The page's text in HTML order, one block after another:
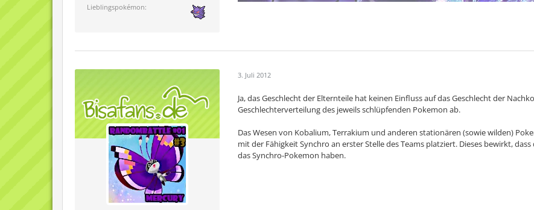
Lieblingspokémon
3. Juli 2012
Ja, das Geschlecht der Elternteile hat keinen Einfluss auf das Geschlecht der
Geschlechterverteilung des jeweils schlüpfenden Pokemon ab.
Das Wesen von Kobalium, Terrakium und anderen stationären (sowie wilden)
mit der Fähigkeit Synchro an erster Stelle des Teams platziert. Dieses bewirkt,
das Synchro-Pokemon haben.